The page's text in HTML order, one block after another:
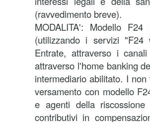
(ravvedimento breve).
MODALITA': Modello F24
(utilizzando i servizi
Entrate, attraverso i
attraverso l'home banking
intermediario abilitato. I
versamento con modello
e agenti della
contributivi in